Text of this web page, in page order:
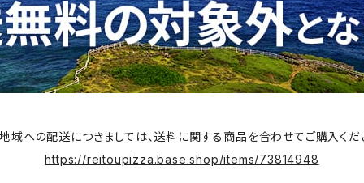
域への配送につきましては、送料に関する商品を合わせてご購入くだ
https://reitoupizza.base.shop/items/73814948